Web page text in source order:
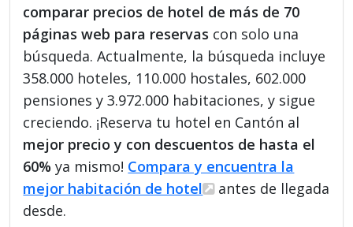
comparar precios de hotel de más de 70
páginas web para reservas con solo una
búsqueda. Actualmente, la búsqueda incluye
358.000 hoteles, 110.000 hostales, 602.000
pensiones y 3.972.000 habitaciones, y sigue
creciendo. ¡Reserva tu hotel en Cantón al
mejor precio y con descuentos de hasta el
60% ya mismo! Compara y encuentra la
mejor habitación de hotel
antes de llegada
desde.